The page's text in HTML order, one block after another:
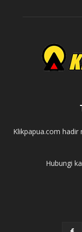
Klikpapua.com
Hubungi